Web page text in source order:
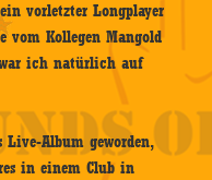
vorletzter Longplayer
vom Kollegen Mangold
ich natürlich auf
Album geworden,
in einem Club in